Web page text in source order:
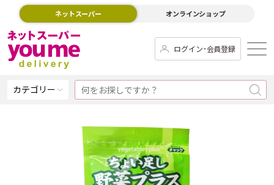
ネットスーパー オンラインショップ
ログイン･会員登録
カテゴリー